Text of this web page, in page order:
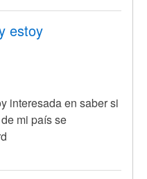
estoy
interesada en saber si
mi país se